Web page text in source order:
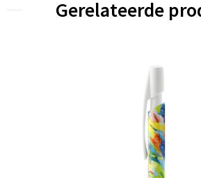
Gerelateerde